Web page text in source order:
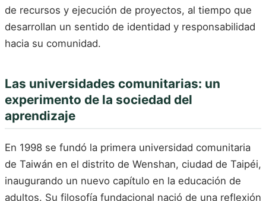
de recursos y ejecución de proyectos, al tiempo que
desarrollan un sentido de identidad y responsabilidad
hacia su comunidad.
Las universidades comunitarias: un
experimento de la sociedad del
aprendizaje
En 1998 se fundó la primera universidad comunitaria
de Taiwán en el distrito de Wenshan, ciudad de Taipéi,
inaugurando un nuevo capítulo en la educación de
adultos. Su filosofía fundacional nació de una reflexión